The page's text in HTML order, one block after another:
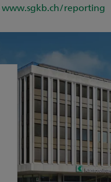
www.sgkb.ch/reporting